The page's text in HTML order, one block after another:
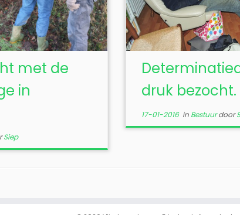
met de
in
Siep
druk bezocht.
17-01-2016in Bestuurdoor